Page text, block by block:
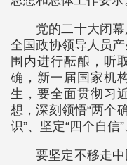
党的二十大闭
全国政协领导人员
围内进行酝酿，听
确，新一届国家机
生，要全面贯彻习
想，深刻领悟“两个
识”、坚定“四个自信
要坚定不移走